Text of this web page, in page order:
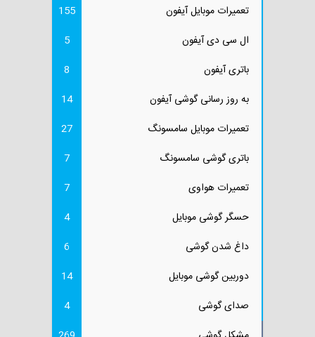
تعمیرات موبایل آیفون
155
ال سی دی آیفون
5
باتری آیفون
8
به روز رسانی گوشی آیفون
14
تعمیرات موبایل سامسونگ
27
باتری گوشی سامسونگ
7
تعمیرات هواوی
7
حسگر گوشی موبایل
4
داغ شدن گوشی
6
دوربین گوشی موبایل
14
صدای گوشی
4